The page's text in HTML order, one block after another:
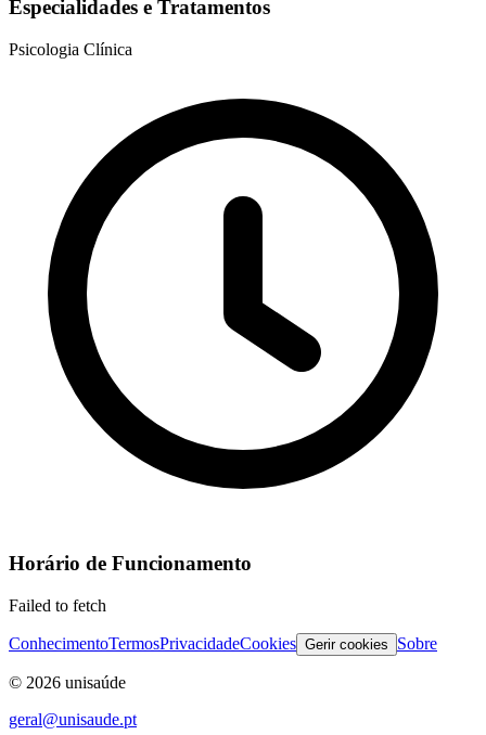
Especialidades e Tratamentos
Psicologia Clínica
Horário de Funcionamento
Failed to fetch
ConhecimentoTermosPrivacidadeCookies Gerir cookies Sobre
© 2026 unisaúde
geral@unisaude.pt